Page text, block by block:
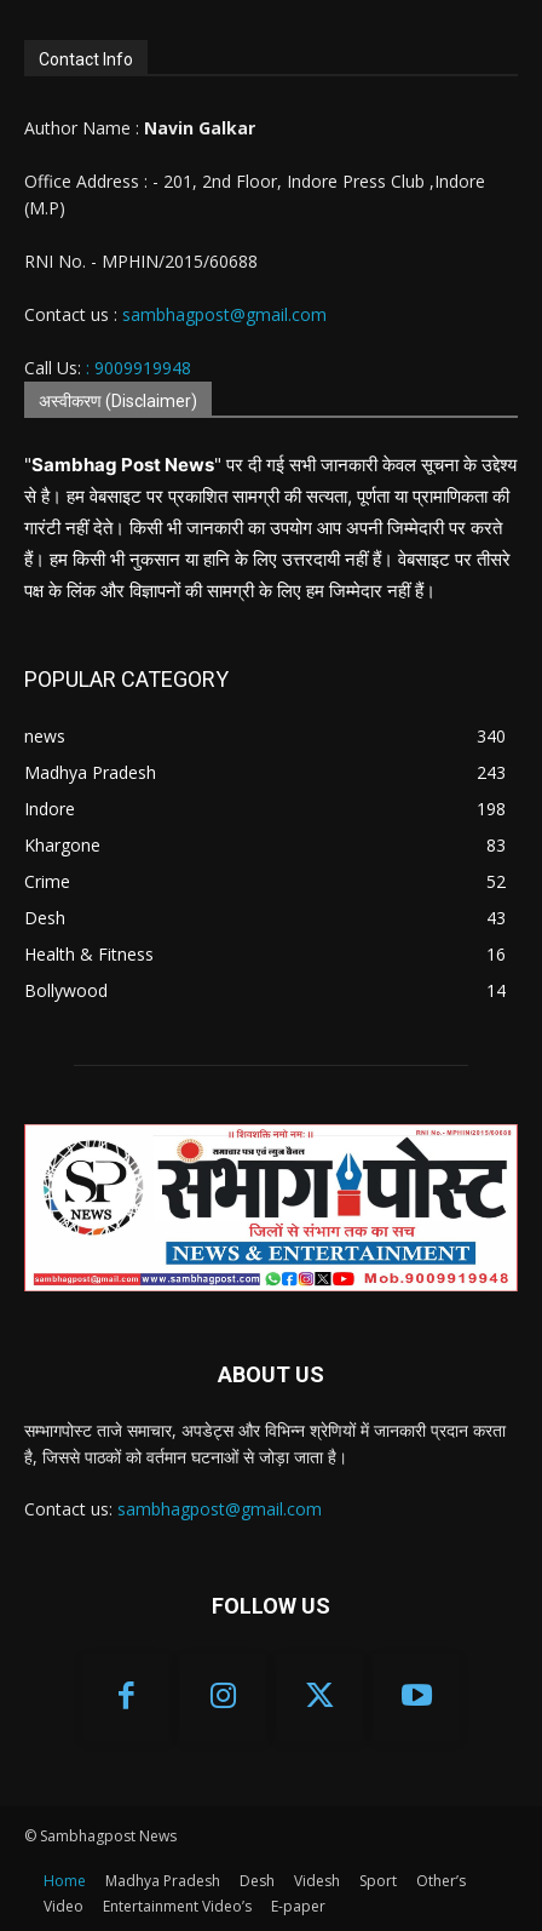
Contact Info
Author Name : Navin Galkar
Office Address : - 201, 2nd Floor, Indore Press Club ,Indore
(M.P)
RNI No. - MPHIN/2015/60688
Contact us : sambhagpost@gmail.com
Call Us: : 9009919948
अस्वीकरण (Disclaimer)
"Sambhag Post News" पर दी गई सभी जानकारी केवल सूचना के उद्देश्य
से है। हम वेबसाइट पर प्रकाशित सामग्री की सत्यता, पूर्णता या प्रामाणिकता की
गारंटी नहीं देते। किसी भी जानकारी का उपयोग आप अपनी जिम्मेदारी पर करते
हैं। हम किसी भी नुकसान या हानि के लिए उत्तरदायी नहीं हैं। वेबसाइट पर तीसरे
पक्ष के लिंक और विज्ञापनों की सामग्री के लिए हम जिम्मेदार नहीं हैं।
POPULAR CATEGORY
news
340
Madhya Pradesh
243
Indore
198
Khargone
83
Crime
52
Desh
43
Health & Fitness
16
Bollywood
14
ABOUT US
सम्भागपोस्ट ताजे समाचार, अपडेट्स और विभिन्न श्रेणियों में जानकारी प्रदान करता
है, जिससे पाठकों को वर्तमान घटनाओं से जोड़ा जाता है।
Contact us: sambhagpost@gmail.com
FOLLOW US
© Sambhagpost News
Home Madhya Pradesh Desh Videsh Sport
Other’s
Video
Entertainment Video’s E-paper